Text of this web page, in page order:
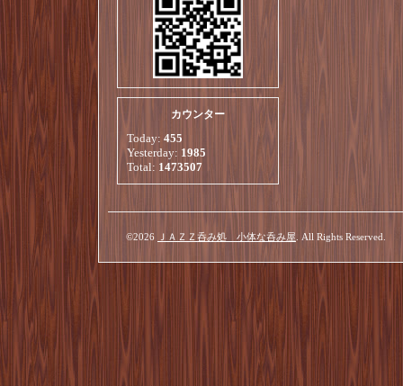
カウンター
Today: 455
Yesterday: 1985
Total: 1473507
©2026 ＪＡＺＺ呑み処 小体な呑み屋 . All Rights Reserved.